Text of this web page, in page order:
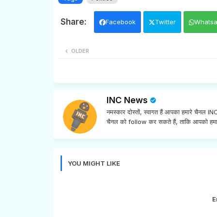
Facebook Twitter
OLDER
INC News
नमस्कार दोस्तों, स्वागत हैं आपका हमारे चैनल
चैनल को follow कर सकते हैं, ताकि आपको
YOU MIGHT LIKE